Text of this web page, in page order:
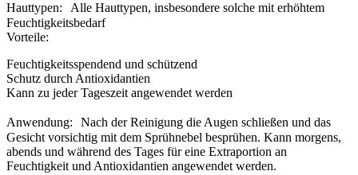
Hauttypen: Alle Hauttypen, insbesondere solche mit erhöhtem
Feuchtigkeitsbedarf
Vorteile:
Feuchtigkeitsspendend und schützend
Schutz durch Antioxidantien
Kann zu jeder Tageszeit angewendet werden
Anwendung: Nach der Reinigung die Augen schließen und das
Gesicht vorsichtig mit dem Sprühnebel besprühen. Kann morgens,
abends und während des Tages für eine Extraportion an
Feuchtigkeit und Antioxidantien angewendet werden.